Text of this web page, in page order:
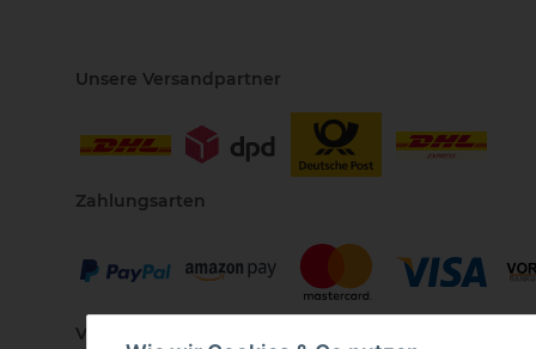
Unsere Versandpartner
Zahlungsarten
Vertriebspartner